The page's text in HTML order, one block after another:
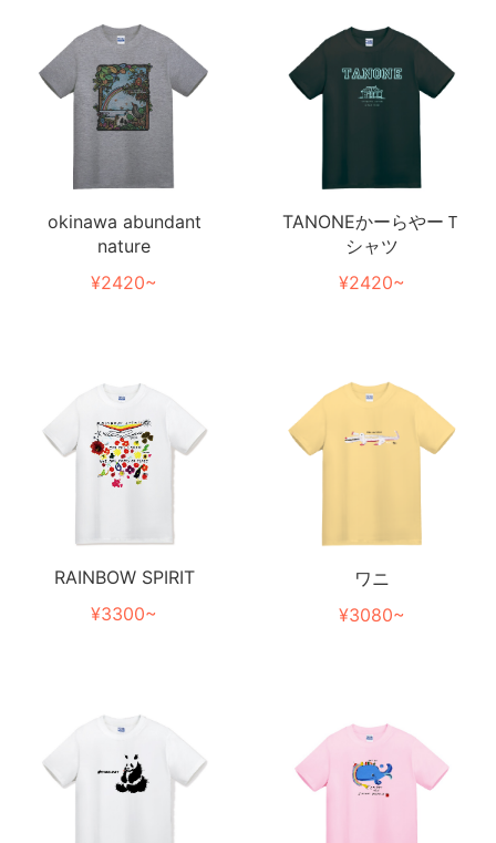
okinawa abundant
nature
¥2420~
TANONEかーらやーＴ
シャツ
¥2420~
RAINBOW SPIRIT
¥3300~
ワニ
¥3080~